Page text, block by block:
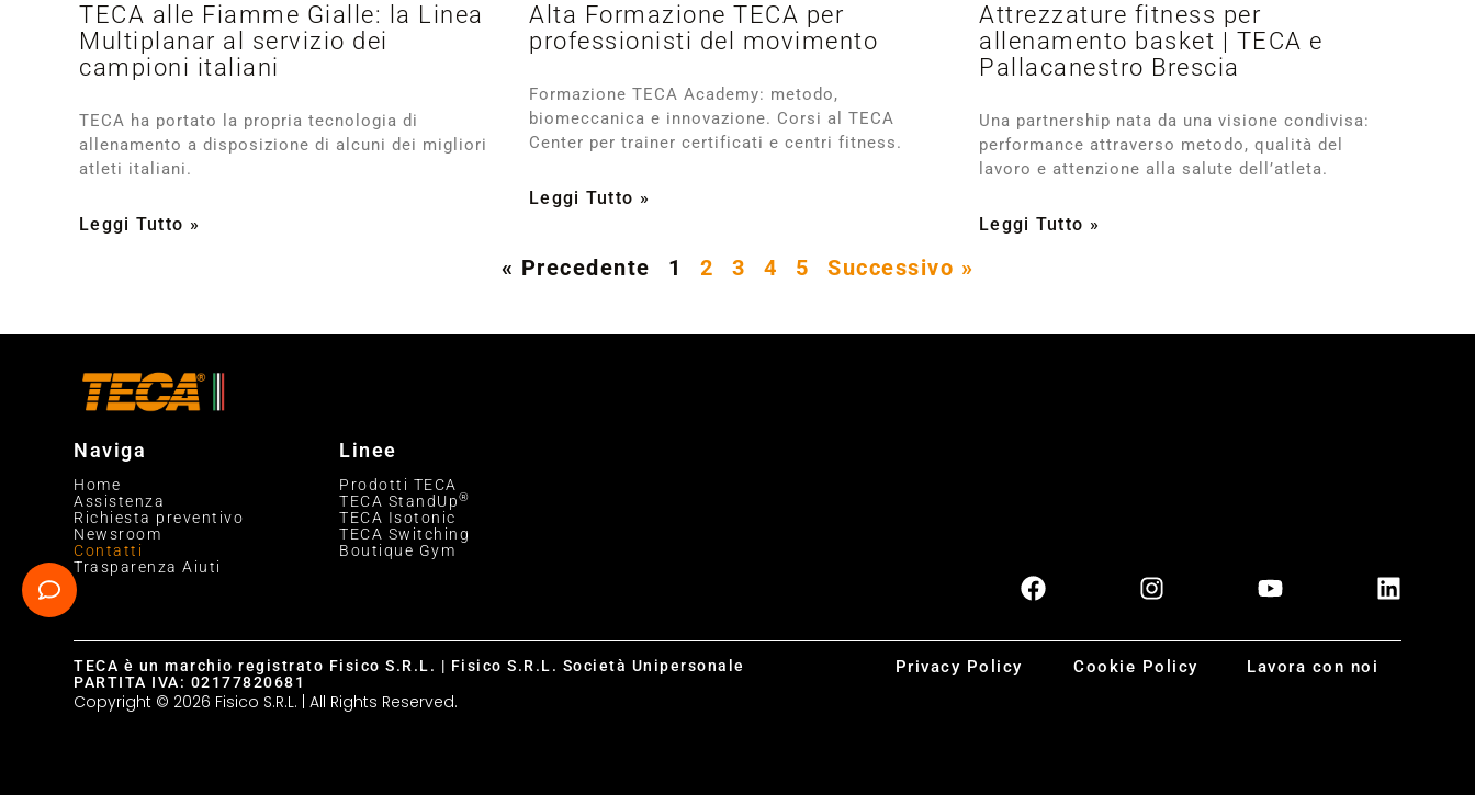
TECA alle Fiamme Gialle: la Linea
Multiplanar al servizio dei
campioni italiani
TECA ha portato la propria tecnologia di
allenamento a disposizione di alcuni dei migliori
atleti italiani.
Leggi Tutto »
Alta Formazione TECA per
professionisti del movimento
Formazione TECA Academy: metodo,
biomeccanica e innovazione. Corsi al TECA
Center per trainer certificati e centri fitness.
Leggi Tutto »
Attrezzature fitness per
allenamento basket | TECA e
Pallacanestro Brescia
Una partnership nata da una visione condivisa:
performance attraverso metodo, qualità del
lavoro e attenzione alla salute dell’atleta.
Leggi Tutto »
« Precedente 1 2 3 4 5 Successivo »
Naviga
Home
Assistenza
Richiesta preventivo
Newsroom
Contatti
Trasparenza Aiuti
Linee
Prodotti TECA
TECA StandUp®
TECA Isotonic
TECA Switching
Boutique Gym
TECA è un marchio registrato Fisico S.R.L. | Fisico S.R.L. Società Unipersonale
PARTITA IVA: 02177820681
Copyright © 2026 Fisico S.R.L. | All Rights Reserved.
Privacy Policy Cookie Policy Lavora con noi